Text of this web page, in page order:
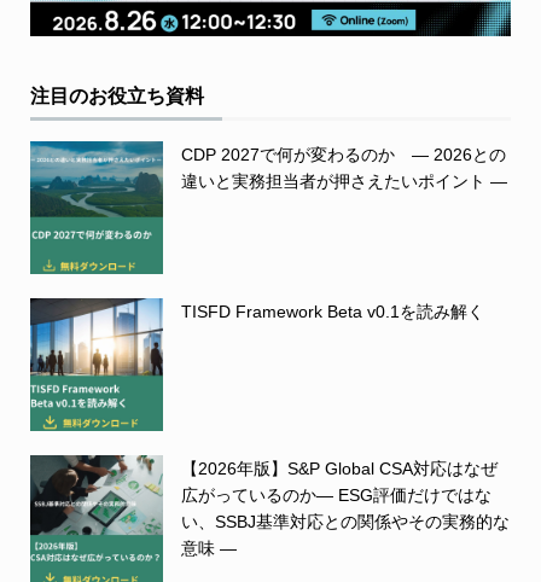
注目のお役立ち資料
CDP 2027で何が変わるのか ― 2026との
違いと実務担当者が押さえたいポイント ―
TISFD Framework Beta v0.1を読み解く
【2026年版】S&P Global CSA対応はなぜ
広がっているのか― ESG評価だけではな
い、SSBJ基準対応との関係やその実務的な
意味 ―